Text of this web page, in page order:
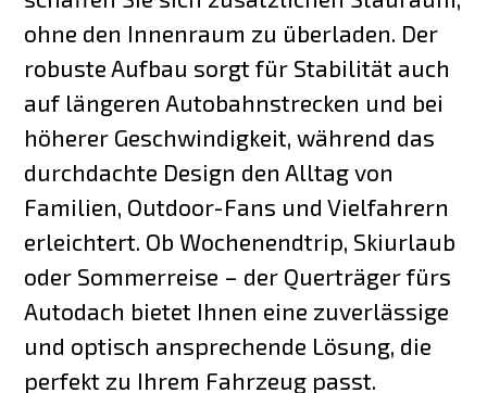
ohne den Innenraum zu überladen. Der
robuste Aufbau sorgt für Stabilität auch
auf längeren Autobahnstrecken und bei
höherer Geschwindigkeit, während das
durchdachte Design den Alltag von
Familien, Outdoor-Fans und Vielfahrern
erleichtert. Ob Wochenendtrip, Skiurlaub
oder Sommerreise – der Querträger fürs
Autodach bietet Ihnen eine zuverlässige
und optisch ansprechende Lösung, die
perfekt zu Ihrem Fahrzeug passt.